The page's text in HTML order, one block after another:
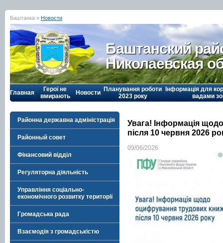
Баштанка » Новости
Баштанский
Николаевская
Главная
Герої не
вмирають
Новости Планування роботи
2023 року
Інформація для
вадами
Районна державна адміністрація
Районный совет
Фінансовий відділ
Регуляторна діяльність
Управління соціально-
економічного розвитку території
Громадська рада
Взаємодія з громадськістю
Увага! Інформація
після 10 червня 2026
09/06/2026